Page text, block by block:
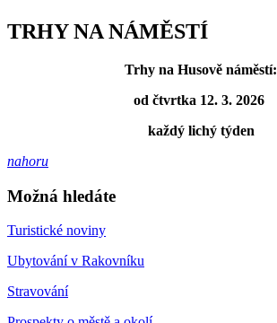
TRHY NA NÁMĚSTÍ
Trhy na Husově náměstí:
od čtvrtka 12. 3. 2026
každý lichý týden
nahoru
Možná hledáte
Turistické noviny
Ubytování v Rakovníku
Stravování